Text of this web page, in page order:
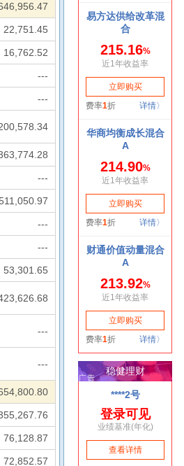
22,751.45
16,762.52
---
---
---
---
---
53,301.65
---
---
76,128.87
72,852.57